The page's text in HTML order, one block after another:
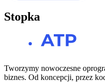
Stopka
Tworzymy nowoczesne
biznes. Od koncepcji, przez